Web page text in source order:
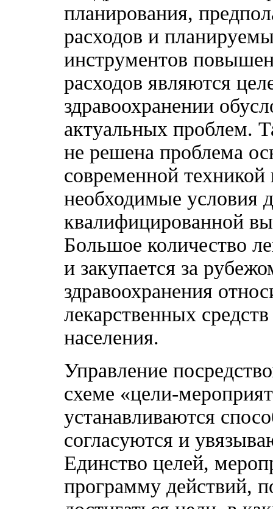
планирования,
расходов и
инструментов
расходов являются
здравоохранении
актуальных проблем.
не решена проблема
современной
необходимые условия
квалифицированной
Большое количество
и закупается за
здравоохранения
лекарственных
населения.
Управление
схеме «цели-
устанавливаются
согласуются и
Единство целей,
программу действий,